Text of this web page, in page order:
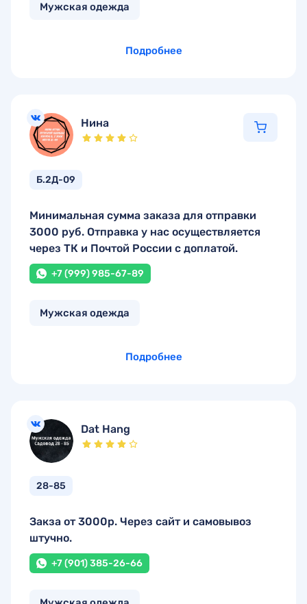
Мужская одежда
Подробнее
Нина
Б.2Д-09
Минимальная сумма заказа для отправки
3000 руб. Отправка у нас осуществляется
через ТК и Почтой России с доплатой.
+7 (999) 985-67-89
Мужская одежда
Подробнее
Dat Hang
28-85
Закза от 3000р. Через сайт и самовывоз
штучно.
+7 (901) 385-26-66